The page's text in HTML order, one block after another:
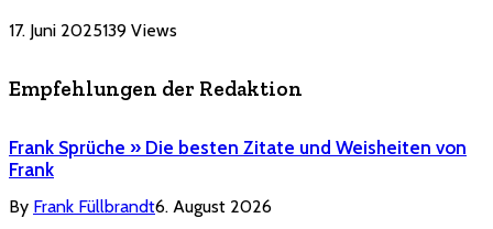
17. Juni 2025139 Views
Empfehlungen der Redaktion
Frank Sprüche » Die besten Zitate und Weisheiten von
Frank
By Frank Füllbrandt6. August 2026